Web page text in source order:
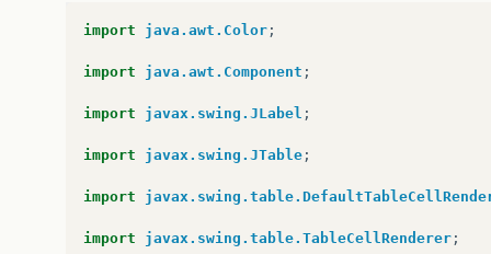
import java.awt.Color ;
import java.awt.Component ;
import javax.swing.JLabel ;
import javax.swing.JTable ;
import
import javax.swing.table.TableCellRenderer ;